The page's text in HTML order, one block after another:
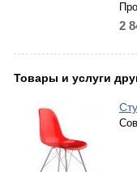
2
Товары и услуги